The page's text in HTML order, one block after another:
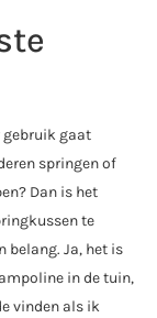
gebruik gaat
springen of
Dan is het
te
Ja, het is
in de tuin,
vinden als ik